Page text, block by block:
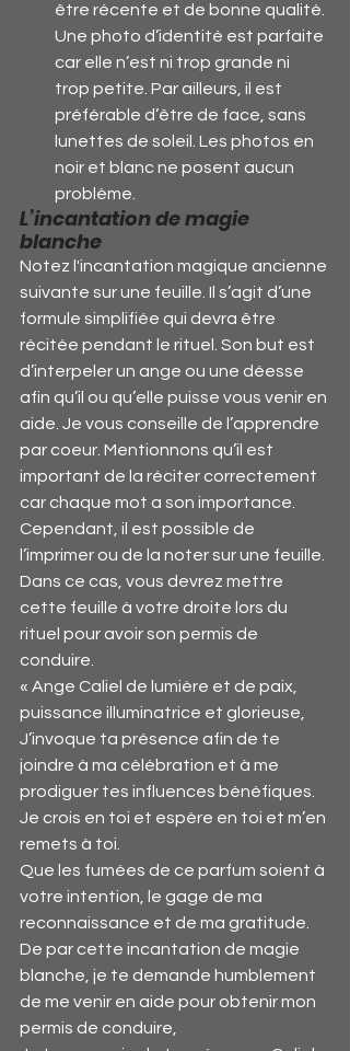
être récente et de bonne qualité.
Une photo d’identité est parfaite
car elle n’est ni trop grande ni
trop petite. Par ailleurs, il est
préférable d’être de face, sans
lunettes de soleil. Les photos en
noir et blanc ne posent aucun
problème.
L’incantation de magie
blanche
Notez l'incantation magique ancienne
suivante sur une feuille. Il s’agit d’une
formule simplifiée qui devra être
récitée pendant le rituel. Son but est
d’interpeler un ange ou une déesse
afin qu’il ou qu’elle puisse vous venir en
aide. Je vous conseille de l’apprendre
par coeur. Mentionnons qu’il est
important de la réciter correctement
car chaque mot a son importance.
Cependant, il est possible de
l’imprimer ou de la noter sur une feuille.
Dans ce cas, vous devrez mettre
cette feuille à votre droite lors du
rituel pour avoir son permis de
conduire.
« Ange Caliel de lumière et de paix,
puissance illuminatrice et glorieuse,
J’invoque ta présence afin de te
joindre à ma célébration et à me
prodiguer tes influences bénéfiques.
Je crois en toi et espère en toi et m’en
remets à toi.
Que les fumées de ce parfum soient à
votre intention, le gage de ma
reconnaissance et de ma gratitude.
De par cette incantation de magie
blanche, je te demande humblement
de me venir en aide pour obtenir mon
permis de conduire,